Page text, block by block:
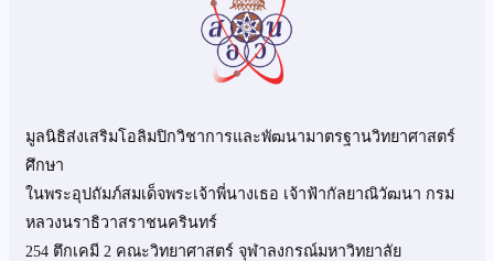
มูลนิธิส่งเสริมโอลิมปิกวิชาการและพัฒนามาตรฐานวิทยาศาสตร์
ศึกษา
ในพระอุปถัมภ์สมเด็จพระเจ้าพี่นางเธอ เจ้าฟ้ากัลยาณิวัฒนา กรม
หลวงนราธิวาสราชนครินทร์
254 ตึกเคมี 2 คณะวิทยาศาสตร์ จุฬาลงกรณ์มหาวิทยาลัย